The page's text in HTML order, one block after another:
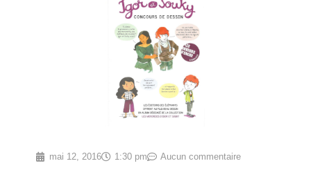
mai 12, 2016 1:30 pm Aucun commentaire